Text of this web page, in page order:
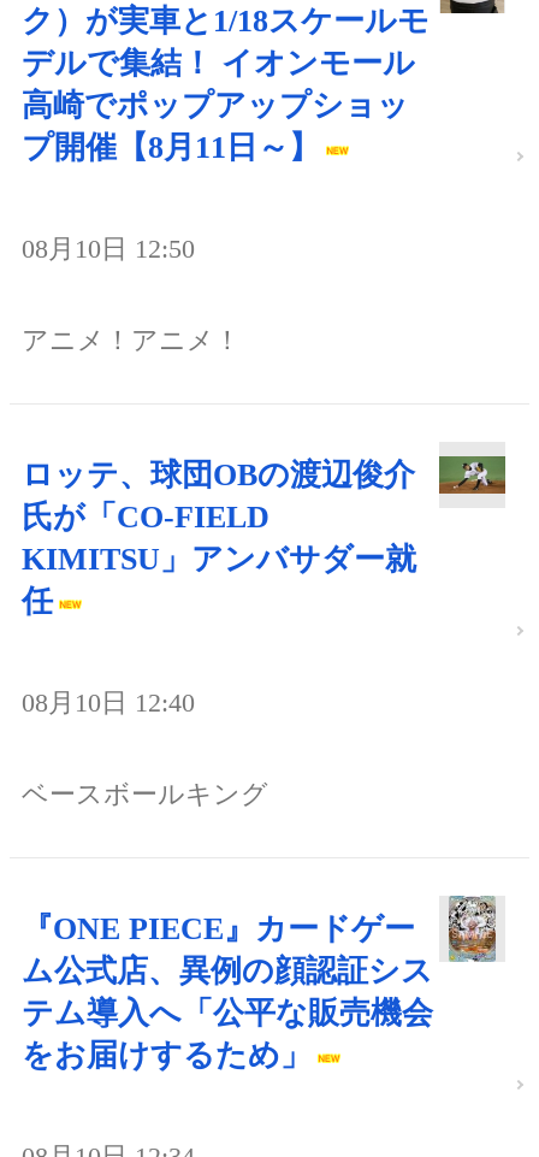
ク）が実車と1/18スケールモ
デルで集結！ イオンモール
高崎でポップアップショッ
プ開催【8月11日～】
08月10日 12:50
アニメ！アニメ！
ロッテ、球団OBの渡辺俊介
氏が「CO-FIELD
KIMITSU」アンバサダー就
任
08月10日 12:40
ベースボールキング
『ONE PIECE』カードゲー
ム公式店、異例の顔認証シス
テム導入へ「公平な販売機会
をお届けするため」